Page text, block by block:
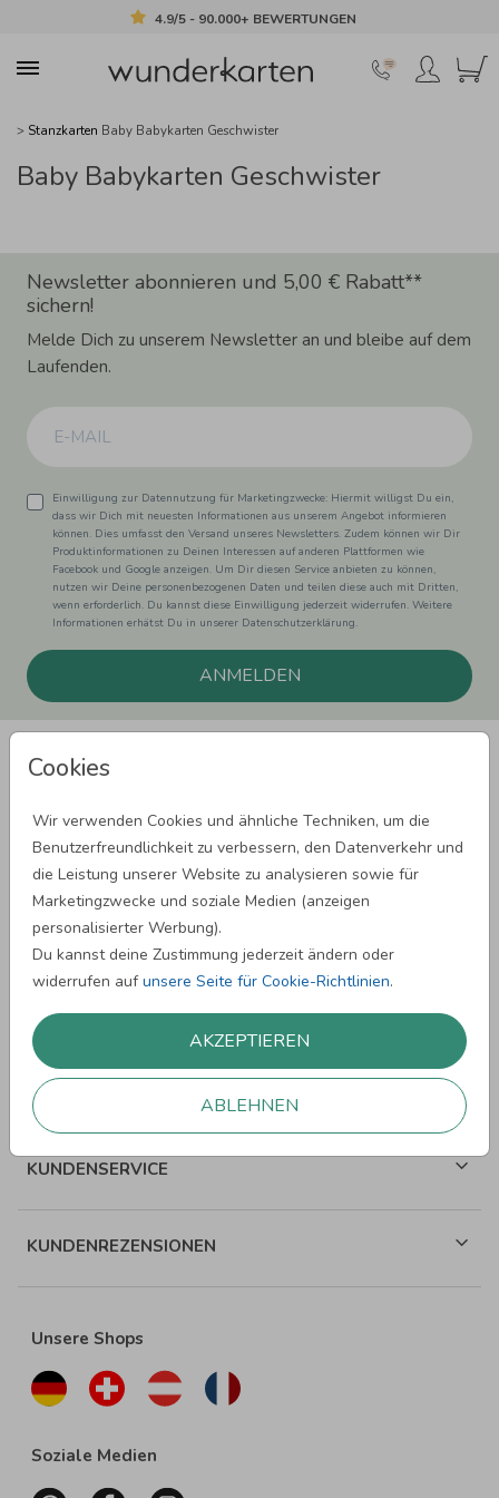
4.9/5 - 90.000+ BEWERTUNGEN
Cookies
Wir verwenden Cookies und ähnliche Techniken, um die
Benutzerfreundlichkeit zu verbessern, den Datenverkehr und
die Leistung unserer Website zu analysieren sowie für
Marketingzwecke und soziale Medien (anzeigen
personalisierter Werbung).
Du kannst deine Zustimmung jederzeit ändern oder
widerrufen aufunsere Seite für Cookie-Richtlinien.
AKZEPTIEREN
ABLEHNEN
> Stanzkarten Baby Babykarten Geschwister
Baby Babykarten Geschwister
Newsletter abonnieren und 5,00 € Rabatt**
sichern!
Melde Dich zu unserem Newsletter an und bleibe auf dem
Laufenden.
Einwilligung zur Datennutzung für Marketingzwecke: Hiermit willigst Du ein,
dass wir Dich mit neuesten Informationen aus unserem Angebot informieren
können. Dies umfasst den Versand unseres Newsletters. Zudem können wir Dir
Produktinformationen zu Deinen Interessen auf anderen Plattformen wie
Facebook und Google anzeigen. Um Dir diesen Service anbieten zu können,
nutzen wir Deine personenbezogenen Daten und teilen diese auch mit Dritten,
wenn erforderlich. Du kannst diese Einwilligung jederzeit widerrufen. Weitere
Informationen erhätst Du in unserer Datenschutzerklärung.
ANMELDEN
SPRÜCHE ZUM GEBURTSTAG
SPRÜCHE ZUR HOCHZEIT
WEITERE SPRÜCHE
ÜBER WUNDERKARTEN
KUNDENSERVICE
KUNDENREZENSIONEN
Unsere Shops
Soziale Medien